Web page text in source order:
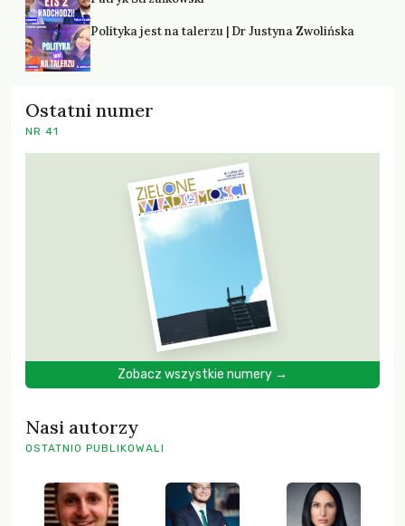
Polityka jest na talerzu | Dr Justyna Zwolińska
Ostatni numer
NR 41
Zobacz wszystkie numery →
Nasi autorzy
OSTATNIO PUBLIKOWALI